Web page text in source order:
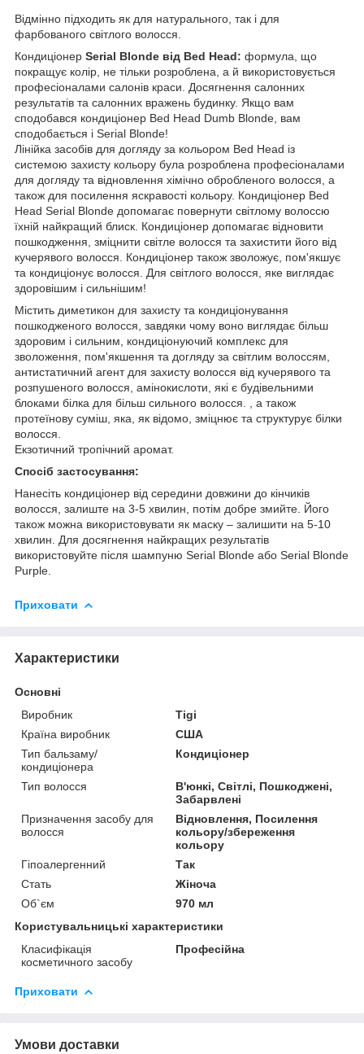
Відмінно підходить як для натурального, так і для
фарбованого світлого волосся.
Кондиціонер Serial Blonde від Bed Head: формула, що
покращує колір, не тільки розроблена, а й використовується
професіоналами салонів краси. Досягнення салонних
результатів та салонних вражень будинку. Якщо вам
сподобався кондиціонер Bed Head Dumb Blonde, вам
сподобається і Serial Blonde!
Лінійка засобів для догляду за кольором Bed Head із
системою захисту кольору була розроблена професіоналами
для догляду та відновлення хімічно обробленого волосся, а
також для посилення яскравості кольору. Кондиціонер Bed
Head Serial Blonde допомагає повернути світлому волоссю
їхній найкращий блиск. Кондиціонер допомагає відновити
пошкодження, зміцнити світле волосся та захистити його від
кучерявого волосся. Кондиціонер також зволожує, пом'якшує
та кондиціонує волосся. Для світлого волосся, яке виглядає
здоровішим і сильнішим!
Містить диметикон для захисту та кондиціонування
пошкодженого волосся, завдяки чому воно виглядає більш
здоровим і сильним, кондиціонуючий комплекс для
зволоження, пом'якшення та догляду за світлим волоссям,
антистатичний агент для захисту волосся від кучерявого та
розпушеного волосся, амінокислоти, які є будівельними
блоками білка для більш сильного волосся. , а також
протеїнову суміш, яка, як відомо, зміцнює та структурує білки
волосся.
Екзотичний тропічний аромат.
Спосіб застосування:
Нанесіть кондиціонер від середини довжини до кінчиків
волосся, залиште на 3-5 хвилин, потім добре змийте. Його
також можна використовувати як маску – залишити на 5-10
хвилин. Для досягнення найкращих результатів
використовуйте після шампуню Serial Blonde або Serial Blonde
Purple.
Приховати
Характеристики
Основні
Виробник
Tigi
Країна виробник
США
Тип бальзаму/
кондиціонера
Кондиціонер
Тип волосся
В'юнкі, Світлі, Пошкоджені,
Забарвлені
Призначення засобу для
волосся
Відновлення, Посилення
кольору/збереження
кольору
Гіпоалергенний
Так
Стать
Жіноча
Об`єм
970 мл
Користувальницькі характеристики
Класифікація
косметичного засобу
Професійна
Приховати
Умови доставки